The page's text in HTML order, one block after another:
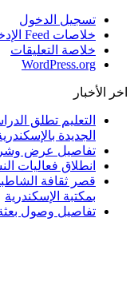
تسجيل الدخول
خلاصات Feed الإدخالات
خلاصة التعليقات
WordPress.org
اخر الأخبار
التعليم تطلق
الجديدة بالإسكندرية و 4 محافظات
تفاصيل عرض
انطلاق فعاليات
قصر ثقافة
بمكتبة الإسكندرية
تفاصيل وصول